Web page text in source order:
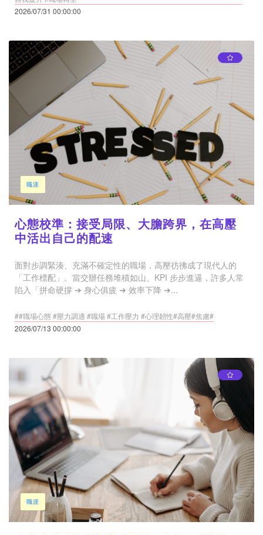
2026/07/31 00:00:00
職涯
心態校準：接受局限、大膽跨界，在高壓
中活出自己的配速
面對步調緊湊、充滿不確定性的職場，高壓彷彿成了現代人的
「工作標配」。當交辦任務堆積如山、KPI 步步進逼，許多人常
陷入「拼命硬撐 ➔ 身心俱疲 ➔ 效率下降 ➔...
##職場心態 #壓力調適 #職場 #工作壓力 #心理韌性#高壓#焦慮#
2026/07/13 00:00:00
職涯